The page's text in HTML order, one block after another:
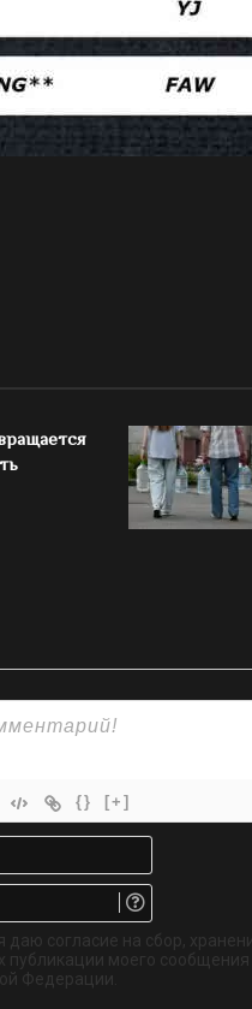
{} [+]
Имя*
Email.
обязательно
даю согласие на сбор,
моего сообщения
Федерации.